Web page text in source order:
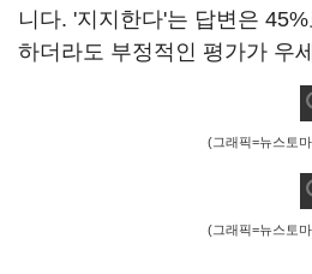
니다. '지지한다'는 답변은
하더라도 부정적인 평가가 우
(그래픽=뉴스토
(그래픽=뉴스토